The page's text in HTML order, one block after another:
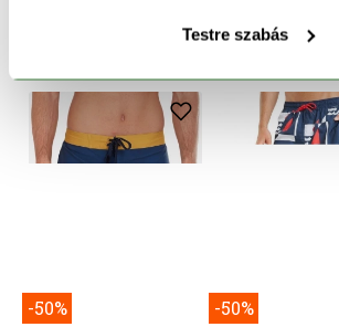
Testre szabás
HASONLÓ TERMÉKEK
-50% -50%